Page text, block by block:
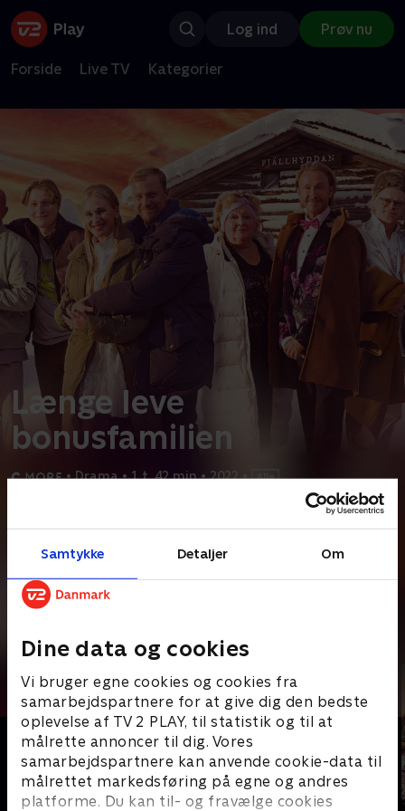
Samtykke Detaljer Om
Dine data og cookies
Vi bruger egne cookies og cookies fra
samarbejdspartnere for at give dig den bedste
oplevelse af TV 2 PLAY, til statistik og til at
målrette annoncer til dig. Vores
samarbejdspartnere kan anvende cookie-data til
målrettet markedsføring på egne og andres
platforme. Du kan til- og fravælge cookies
Log ind Prøv nu
Forside Live TV Kategorier
Længe leve
bonusfamilien
• Drama • 1 t. 42 min • 2022 •
Lisa og Patrik har lappet deres ægteskab sammen efter Patriks
utroskab, men alt bliver vendt på hovedet, da de
Prøv TV 2 Play*
*Kræver pakken Basis. Administrer dit abonnement på Mit TV 2.
Andre så også